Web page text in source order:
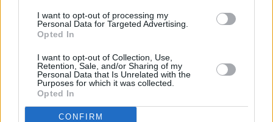
I want to opt-out of processing my
Personal Data for Targeted Advertising.
Opted In
I want to opt-out of Collection, Use,
Retention, Sale, and/or Sharing of my
Personal Data that Is Unrelated with the
Purposes for which it was collected.
Opted In
CONFIRM